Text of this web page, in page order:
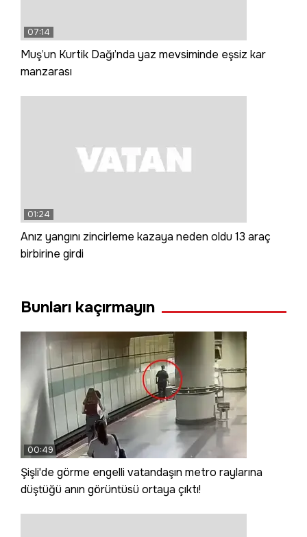
07:14
Muş’un Kurtik Dağı’nda yaz mevsiminde eşsiz kar
manzarası
01:24
Anız yangını zincirleme kazaya neden oldu 13 araç
birbirine girdi
Bunları kaçırmayın
00:49
Şişli'de görme engelli vatandaşın metro raylarına
düştüğü anın görüntüsü ortaya çıktı!